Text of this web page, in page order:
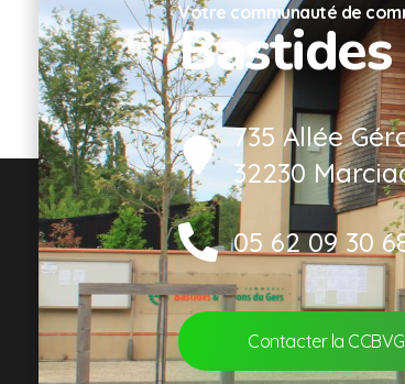
Votre communauté de
735 Allée
32230
05 62 09 30
Contacter la CCBVG